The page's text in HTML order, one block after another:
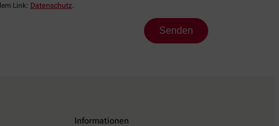
Link: Datenschutz
Informationen